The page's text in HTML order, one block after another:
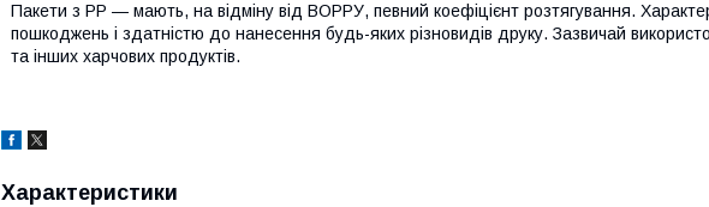
Пакети з PP — мають, на відміну від ВОРРУ, певний коефіцієнт розтягування.
пошкоджень і здатністю до нанесення будь-яких різновидів друку. Зазвичай
та інших харчових продуктів.
Характеристики